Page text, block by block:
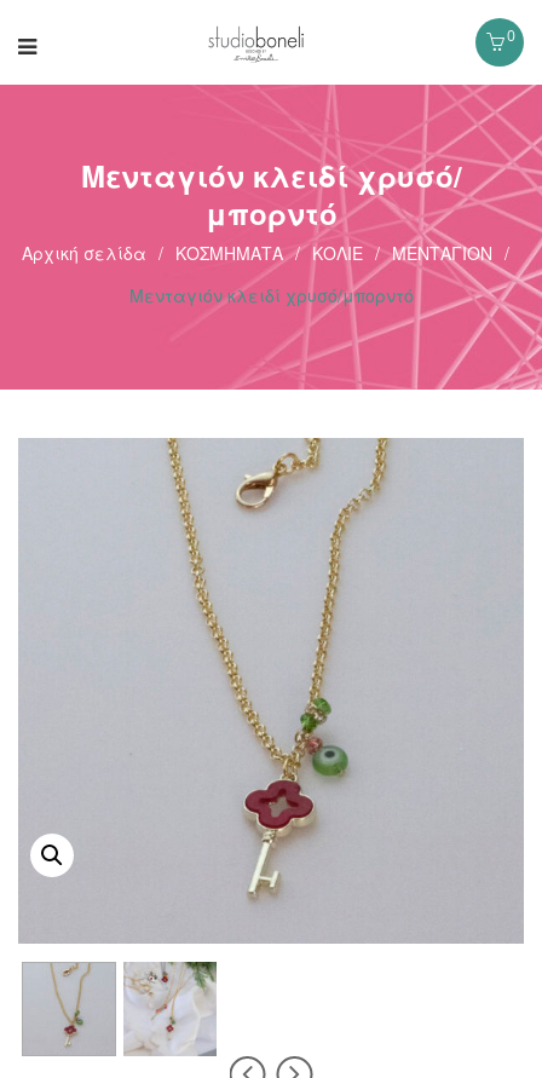
0
Μενταγιόν κλειδί χρυσό/
μπορντό
Αρχική σελίδα / ΚΟΣΜΗΜΑΤΑ / ΚΟΛΙΕ / ΜΕΝΤΑΓΙΟΝ /
Μενταγιόν κλειδί χρυσό/μπορντό